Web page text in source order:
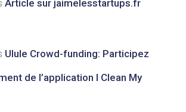
Article sur jaimelesstartups.fr
Ulule Crowd-funding: Participez
de l’application I Clean My